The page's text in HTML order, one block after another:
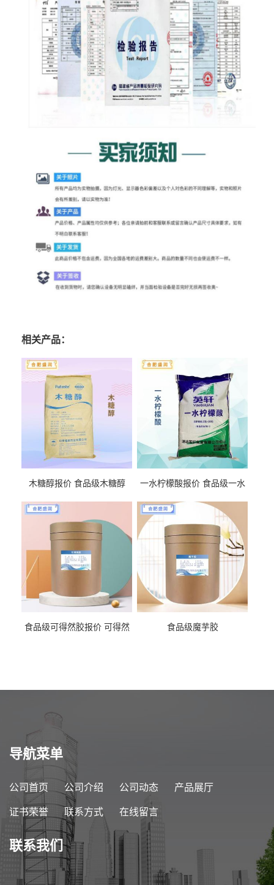
相关产品：
木糖醇报价 食品级木糖醇
一水柠檬酸报价 食品级一水
食品级可得然胶报价 可得然
食品级魔芋胶
导航菜单
公司首页 公司介绍 公司动态 产品展厅
证书荣誉 联系方式 在线留言
联系我们